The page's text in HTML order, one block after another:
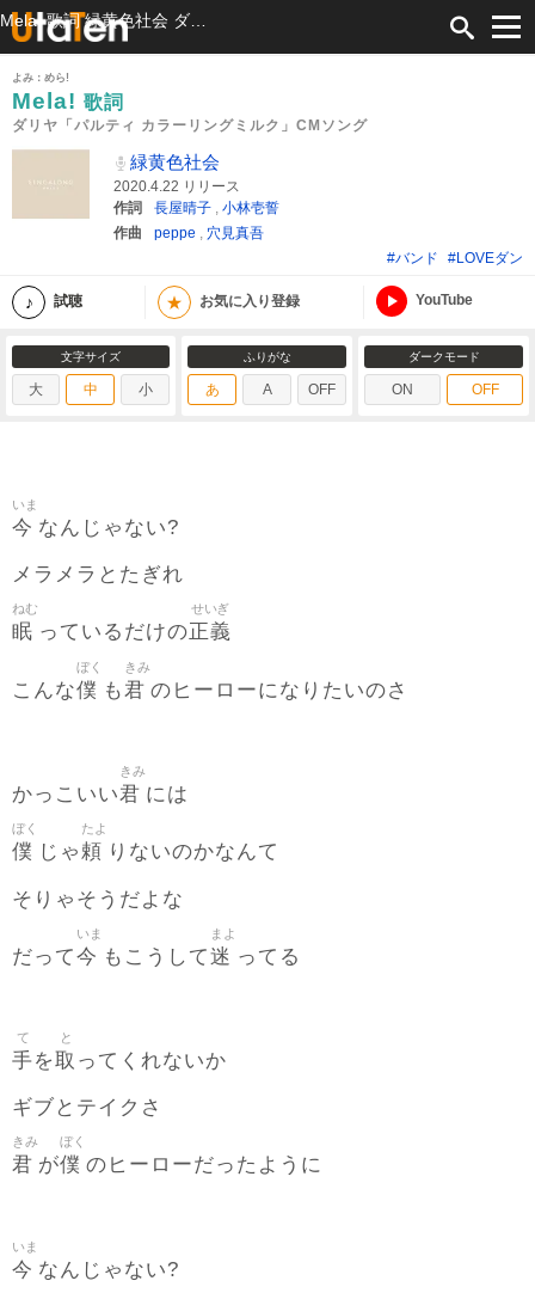
よみ：めら!
Mela! 歌詞
ダリヤ「パルティ カラーリングミルク」CMソング
緑黄色社会
2020.4.22 リリース
作詞
長屋晴子 , 小林壱誓
作曲
peppe , 穴見真吾
#バンド
#LOVEダン
試聴 ★ お気に入り登録 YouTube
文字サイズ
大 中 小
ふりがな
あ A OFF
ダークモード
ON OFF
今
いま
なんじゃない?
メラメラとたぎれ
眠
ねむ
っているだけの 正義
せいぎ
こんな僕
ぼく
も君
きみ
のヒーローになりたいのさ
かっこいい君
きみ
には
僕
ぼく
じゃ頼
たよ
りないのかなんて
そりゃそうだよな
だって今
いま
もこうして迷
まよ
ってる
手
て
を取
と
ってくれないか
ギブとテイクさ
君
きみ
が僕
ぼく
のヒーローだったように
今
いま
なんじゃない?